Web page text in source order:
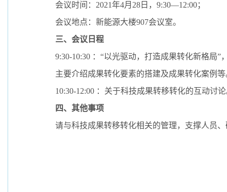
会议时间： 2021年4月 28 日， 9:30—12:00；
会议地点：新能源大楼907会议室。
三、会议日程
9:30-10:30 ：“以光驱动，打造成果转化新格局”
主要介绍成果转化要素的搭建及成果转化案例等
10:30-12:00 ：关于科技成果转移转化的互动讨
四、其他事项
请与科技成果转移转化相关的管理，支撑人员